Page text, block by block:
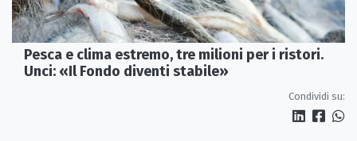
Pesca e clima estremo, tre milioni per i ristori.
Unci: «Il Fondo diventi stabile»
Condividi su: